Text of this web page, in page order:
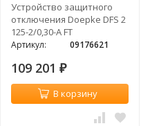
Устройство защитного
отключения Doepke DFS 2
125-2/0,30-A FT
Артикул: 09176621
109 201 ₽
В корзину